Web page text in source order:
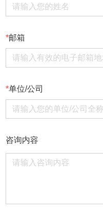
邮箱
单位/公司
咨询内容